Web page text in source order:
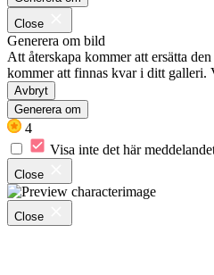
Close
Generera om bild
Att återskapa kommer att ersätta
kommer att finnas kvar i ditt galleri.
Avbryt
Generera om
4
Visa inte det här
Close
Close